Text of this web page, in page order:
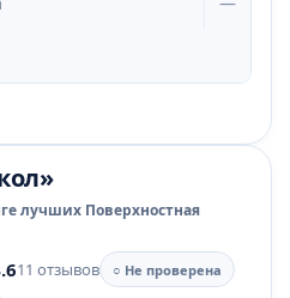
лучших Поверхностная
11 отзывов
○ Не проверена